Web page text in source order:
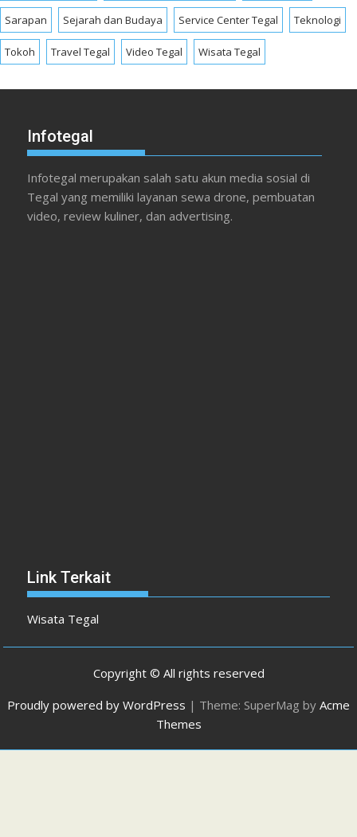
Sarapan Sejarah dan Budaya Service Center Tegal Teknologi
Tokoh Travel Tegal Video Tegal Wisata Tegal
Infotegal
Infotegal merupakan salah satu akun media sosial di
Tegal yang memiliki layanan sewa drone, pembuatan
video, review kuliner, dan advertising.
Link Terkait
Wisata Tegal
Copyright © All rights reserved
Proudly powered by WordPress | Theme: SuperMag by Acme
Themes